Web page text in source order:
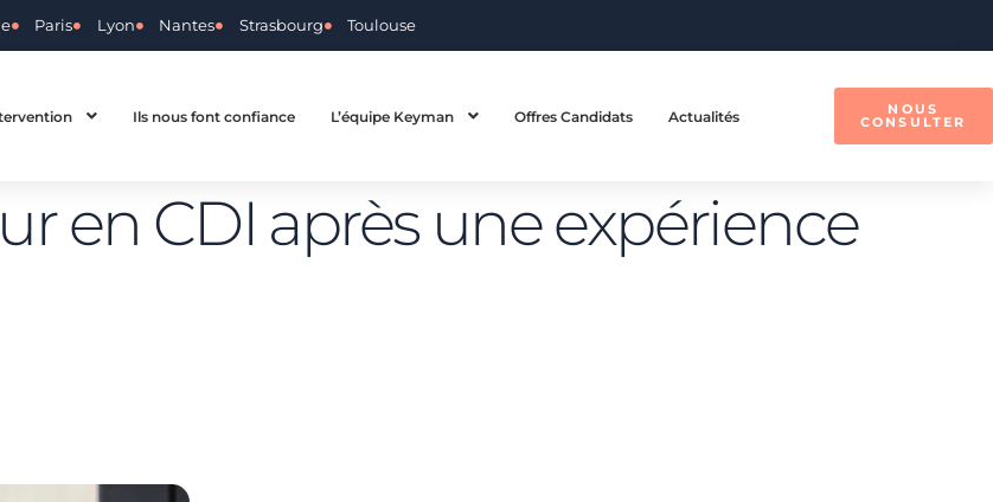
Paris Lyon Nantes Strasbourg Toulouse
Ils nous font confiance L’équipe Keyman Offres Candidats Actualités NOUS
CONSULTER
en CDI après une expérience